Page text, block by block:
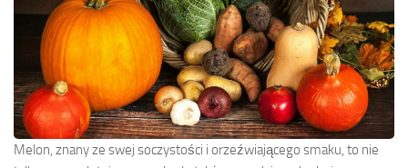
Melon, znany ze swej soczystości i orzeźwiającego smaku, to nie